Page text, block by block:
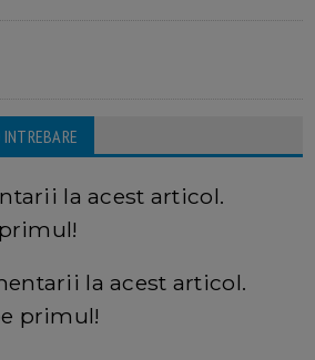
la acest articol.
la acest articol.
primul!